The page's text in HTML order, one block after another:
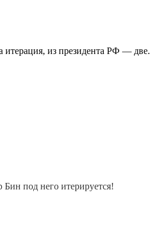
итерация, из президента РФ — две.
под него итерируется!